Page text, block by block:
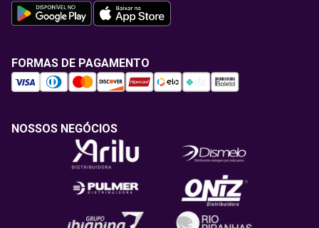
FORMAS DE PAGAMENTO
NOSSOS NEGÓCIOS